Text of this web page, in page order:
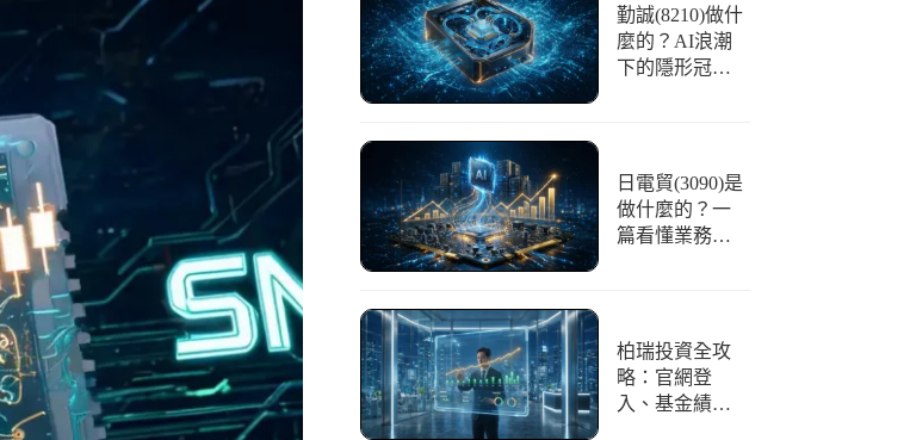
勤誠(8210)做什
麼的？AI浪潮
下的隱形冠
日電貿(3090)是
做什麼的？一
篇看懂業務、
柏瑞投資全攻
略：官網登
入、基金績